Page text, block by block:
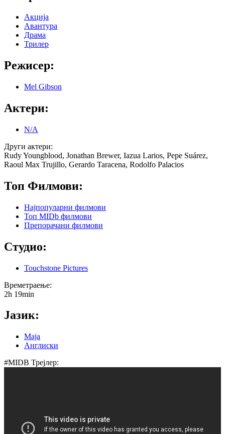
Акција
Авантура
Драма
Трилер
Режисер:
Mel Gibson
Актери:
N/A
Други актери:
Rudy Youngblood, Jonathan Brewer, Iazua Larios, Pepe Suárez,
Raoul Max Trujillo, Gerardo Taracena, Rodolfo Palacios
Топ Филмови:
Најпопуларни филмови
Топ MIDb филмови
Препорачани филмови
Студио:
Touchstone Pictures
Времетраење:
2h 19min
Јазик:
Маја
Англиски
#MIDB Трејлер: